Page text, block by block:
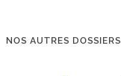
NOS AUTRES DOSSIERS